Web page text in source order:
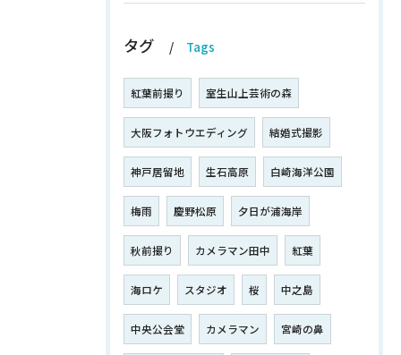
タグ Tags
紅葉前撮り 室生山上芸術の森
大阪フォトウエディング 結婚式撮影
神戸居留地 生石高原 白崎海洋公園
梅雨 慶野松原 夕日が浦海岸
秋前撮り カメラマン田中 紅葉
海ロケ スタジオ 桜 中之島
中央公会堂 カメラマン 宮崎の鼻